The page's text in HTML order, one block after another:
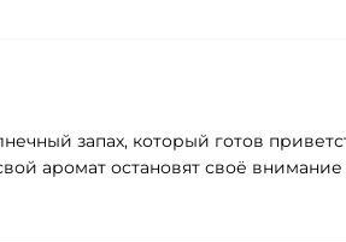
запах, который готов
аромат остановят своё